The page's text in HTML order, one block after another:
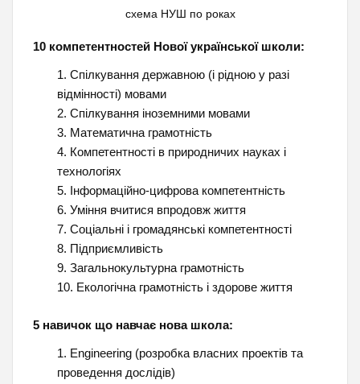
схема НУШ по роках
10 компетентностей Нової української школи:
Спілкування державною (і рідною у разі
відмінності) мовами
Спілкування іноземними мовами
Математична грамотність
Компетентності в природничих науках і
технологіях
Інформаційно-цифрова компетентність
Уміння вчитися впродовж життя
Соціальні і громадянські компетентності
Підприємливість
Загальнокультурна грамотність
Екологічна грамотність і здорове життя
5 навичок що навчає нова школа:
Engineering (розробка власних проектів та
проведення дослідів)